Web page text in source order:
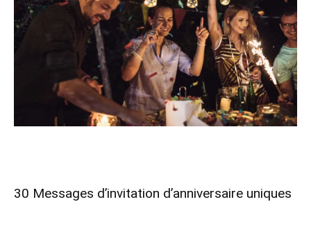
30 Messages d’invitation d’anniversaire uniques